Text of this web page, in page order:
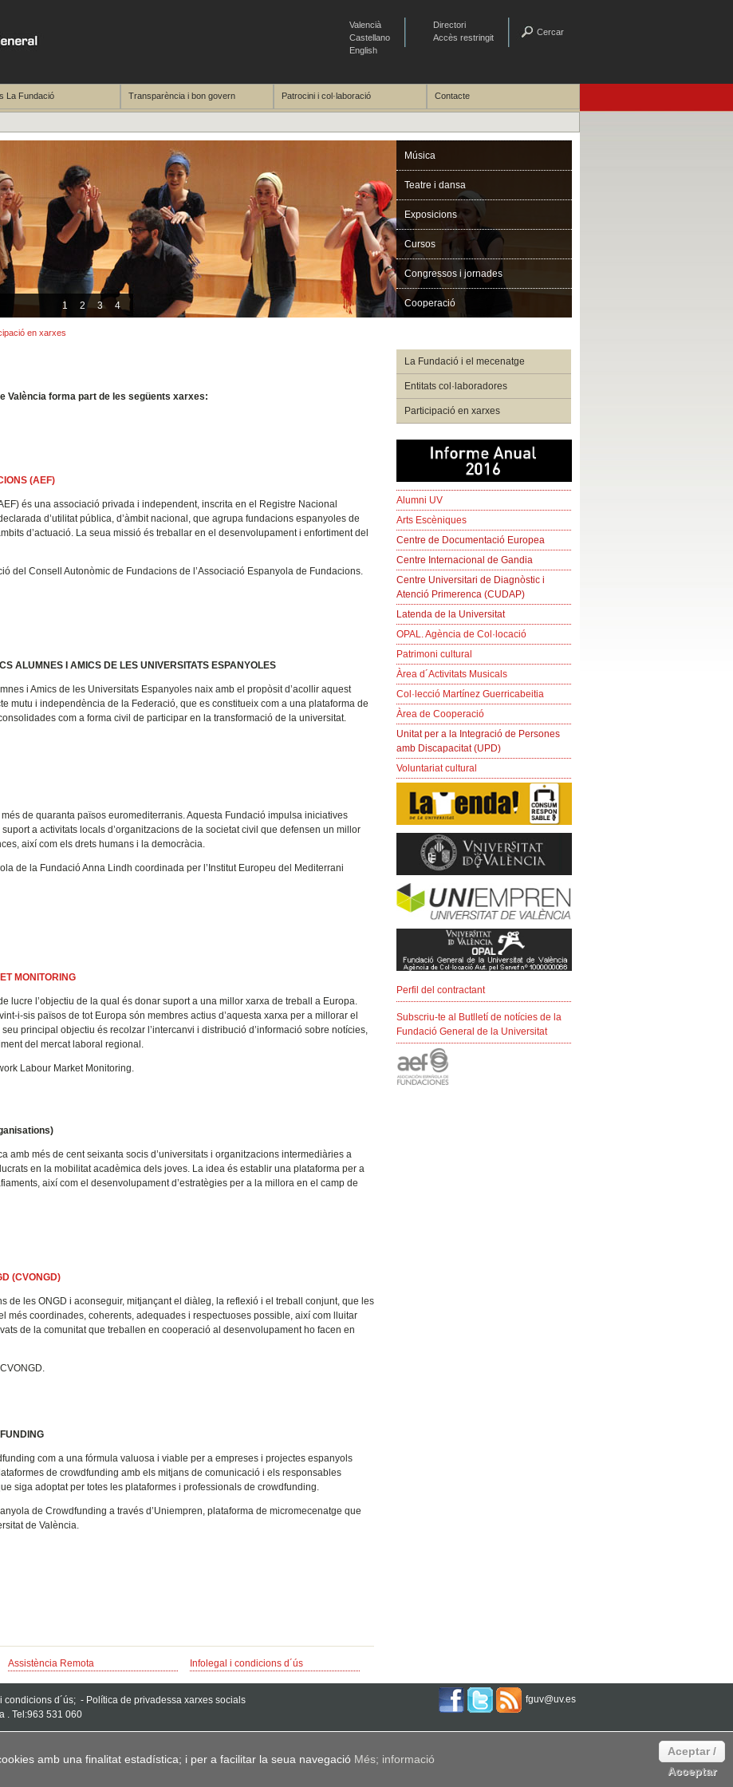
Valencià
Castellano
English
Directori
Accès restringit
Cercar
La Fundació Transparència i bon govern Patrocini i col·laboració Contacte
1 2 3 4
Música
Teatre i dansa
Exposicions
Cursos
Congressos i jornades
Cooperació
en xarxes
València forma part de les següents xarxes:
(AEF)
és una associació privada i independent, inscrita en el Registre Nacional
d’utilitat pública, d’àmbit nacional, que agrupa fundacions espanyoles de
d’actuació. La seua missió és treballar en el desenvolupament i enfortiment del
del Consell Autonòmic de Fundacions de l’Associació Espanyola de Fundacions.
ALUMNES I AMICS DE LES UNIVERSITATS ESPANYOLES
i Amics de les Universitats Espanyoles naix amb el propòsit d’acollir aquest
mutu i independència de la Federació, que es constitueix com a una plataforma de
com a forma civil de participar en la transformació de la universitat.
de quaranta països euromediterranis. Aquesta Fundació impulsa iniciatives
a activitats locals d’organitzacions de la societat civil que defensen un millor
així com els drets humans i la democràcia.
de la Fundació Anna Lindh coordinada per l’Institut Europeu del Mediterrani
MONITORING
lucre l’objectiu de la qual és donar suport a una millor xarxa de treball a Europa.
i-sis països de tot Europa són membres actius d’aquesta xarxa per a millorar el
principal objectiu és recolzar l’intercanvi i distribució d’informació sobre notícies,
del mercat laboral regional.
Labour Market Monitoring.
)
amb més de cent seixanta socis d’universitats i organitzacions intermediàries a
en la mobilitat acadèmica dels joves. La idea és establir una plataforma per a
així com el desenvolupament d’estratègies per a la millora en el camp de
(CVONGD)
de les ONGD i aconseguir, mitjançant el diàleg, la reflexió i el treball conjunt, que les
més coordinades, coherents, adequades i respectuoses possible, així com lluitar
de la comunitat que treballen en cooperació al desenvolupament ho facen en
com a una fórmula valuosa i viable per a empreses i projectes espanyols
de crowdfunding amb els mitjans de comunicació i els responsables
siga adoptat per totes les plataformes i professionals de crowdfunding.
de Crowdfunding a través d’Uniempren, plataforma de micromecenatge que
de València.
La Fundació i el mecenatge
Entitats col·laboradores
Participació en xarxes
Alumni UV
Arts Escèniques
Centre de Documentació Europea
Centre Internacional de Gandia
Centre Universitari de Diagnòstic i
Atenció Primerenca (CUDAP)
Latenda de la Universitat
OPAL. Agència de Col·locació
Patrimoni cultural
Àrea d´Activitats Musicals
Col·lecció Martínez Guerricabeitia
Àrea de Cooperació
Unitat per a la Integració de Persones
amb Discapacitat (UPD)
Voluntariat cultural
Perfil del contractant
Subscriu-te al Butlletí de notícies de la
Fundació General de la Universitat
Assistència Remota Infolegal i condicions d´ús
condicions d´ús; - Política de privadessa xarxes socials
. Tel:963 531 060
fguv@uv.es
amb una finalitat estadística; i per a facilitar la seua navegació Més; informació
Aceptar /
Acceptar